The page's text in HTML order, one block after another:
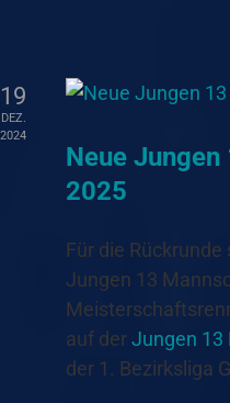
19
DEZ.
2024
Neue
2025
Für die
Jungen 13
auf derJungen
der 1. Bezirksliga